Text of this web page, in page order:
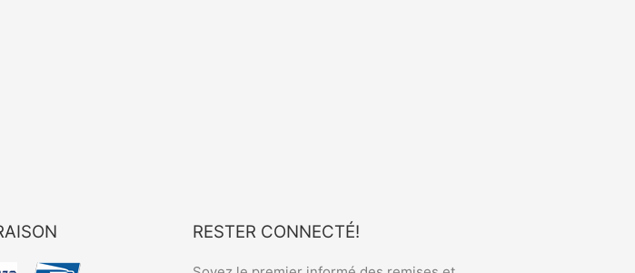
RESTER CONNECTÉ!